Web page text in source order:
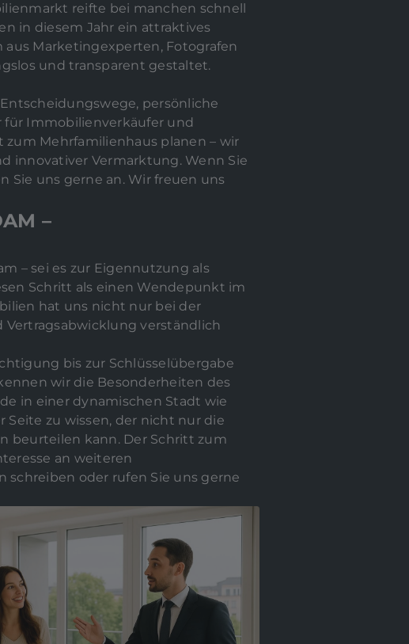
reifte bei manchen schnell
in diesem Jahr ein attraktives
Marketingexperten, Fotografen
und transparent gestaltet.
persönliche
Immobilienverkäufer und
Mehrfamilienhaus planen – wir
innovativer Vermarktung. Wenn Sie
Sie uns gerne an. Wir freuen uns
–
– sei es zur Eigennutzung als
Schritt als einen Wendepunkt im
hat uns nicht nur bei der
verständlich
bis zur Schlüsselübergabe
wir die Besonderheiten des
in einer dynamischen Stadt wie
Seite zu wissen, der nicht nur die
beurteilen kann. Der Schritt zum
an weiteren
schreiben oder rufen Sie uns gerne